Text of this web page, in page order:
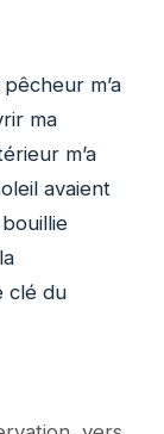
m’a
ma
m’a
avaient
clé du